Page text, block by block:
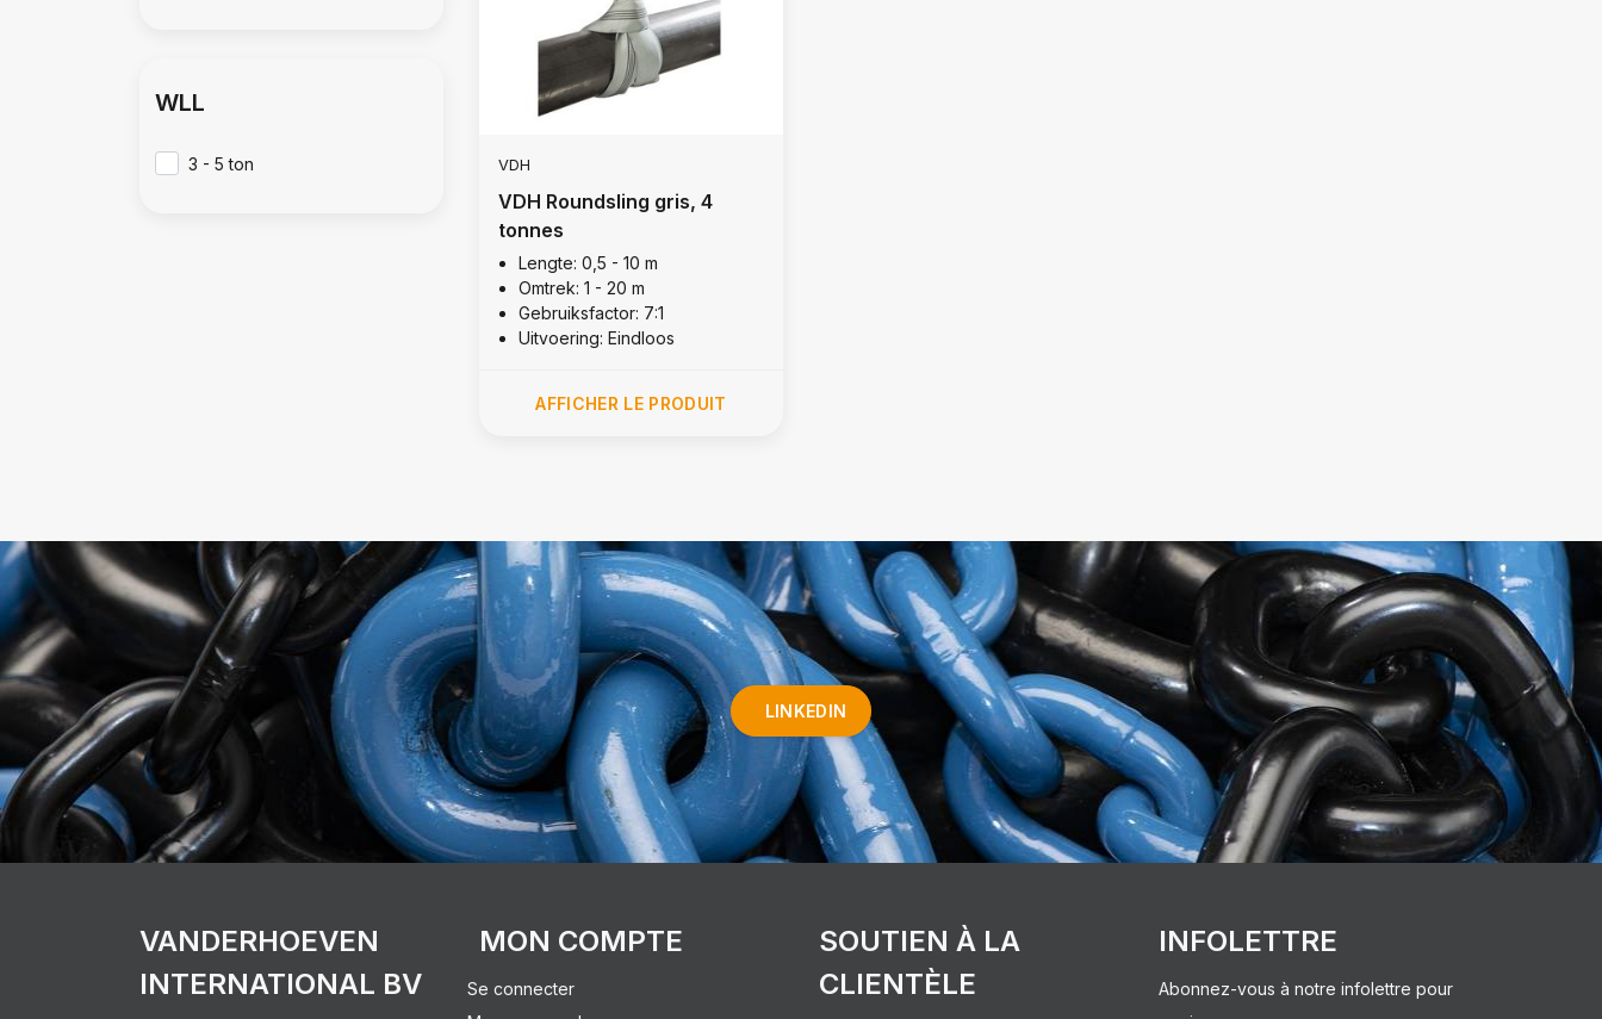
VDH
VDH Roundsling gris, 4
tonnes
Lengte: 0,5 - 10 m
Omtrek: 1 - 20 m
Gebruiksfactor: 7:1
Uitvoering: Eindloos
AFFICHER LE PRODUIT
WLL
3 - 5 ton
LINKEDIN
VANDERHOEVEN
INTERNATIONAL BV
MON COMPTE
Se connecter
SOUTIEN À LA
CLIENTÈLE
INFOLETTRE
Abonnez-vous à notre infolettre pour